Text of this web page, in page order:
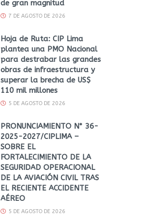
de gran magnitud
7 DE AGOSTO DE 2026
Hoja de Ruta: CIP Lima
plantea una PMO Nacional
para destrabar las grandes
obras de infraestructura y
superar la brecha de US$
110 mil millones
5 DE AGOSTO DE 2026
PRONUNCIAMIENTO N° 36-
2025-2027/CIPLIMA –
SOBRE EL
FORTALECIMIENTO DE LA
SEGURIDAD OPERACIONAL
DE LA AVIACIÓN CIVIL TRAS
EL RECIENTE ACCIDENTE
AÉREO
5 DE AGOSTO DE 2026